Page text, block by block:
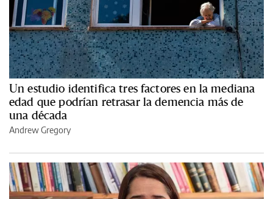
Un estudio identifica tres factores en la mediana
edad que podrían retrasar la demencia más de
una década
Andrew Gregory